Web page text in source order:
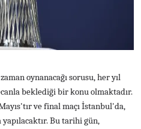
oynanacağı sorusu, her yıl
beklediği bir konu olmaktadır.
ve final maçı İstanbul'da,
Bu tarihi gün,